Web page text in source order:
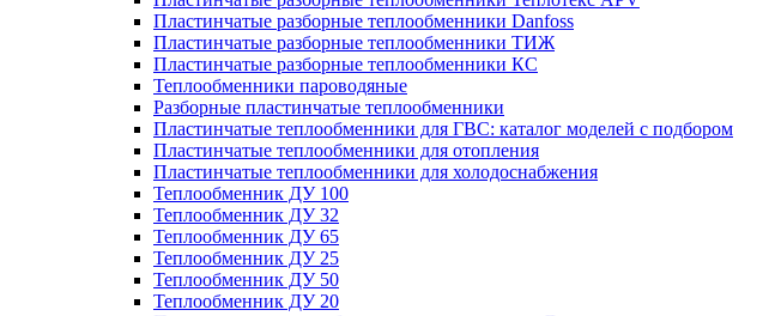
Пластинчатые разборные теплообменники Danfoss
Пластинчатые разборные теплообменники ТИЖ
Пластинчатые разборные теплообменники КC
Теплообменники пароводяные
Разборные пластинчатые теплообменники
Пластинчатые теплообменники для ГВС: каталог моделей с подбором
Пластинчатые теплообменники для отопления
Пластинчатые теплообменники для холодоснабжения
Теплообменник ДУ 100
Теплообменник ДУ 32
Теплообменник ДУ 65
Теплообменник ДУ 25
Теплообменник ДУ 50
Теплообменник ДУ 20